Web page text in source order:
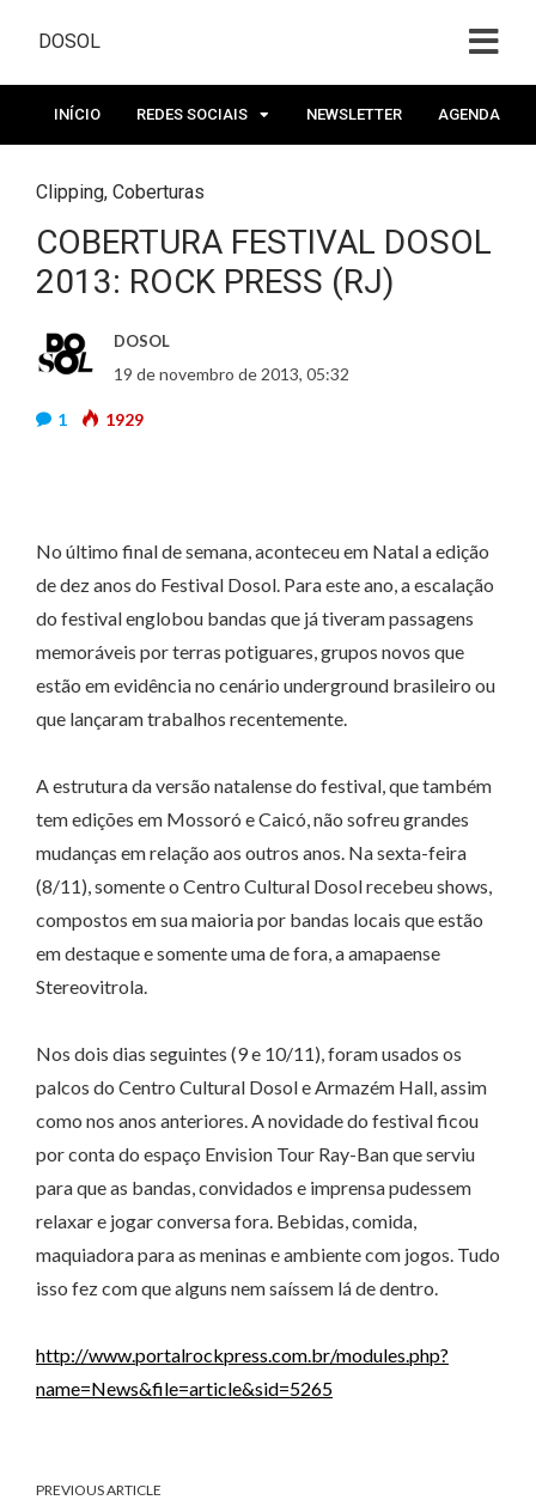
DOSOL
INÍCIO REDES SOCIAIS NEWSLETTER AGENDA
Clipping, Coberturas
COBERTURA FESTIVAL DOSOL
2013: ROCK PRESS (RJ)
DOSOL
19 de novembro de 2013, 05:32
1 1929
No último final de semana, aconteceu em Natal a edição
de dez anos do Festival Dosol. Para este ano, a escalação
do festival englobou bandas que já tiveram passagens
memoráveis por terras potiguares, grupos novos que
estão em evidência no cenário underground brasileiro ou
que lançaram trabalhos recentemente.
A estrutura da versão natalense do festival, que também
tem edições em Mossoró e Caicó, não sofreu grandes
mudanças em relação aos outros anos. Na sexta-feira
(8/11), somente o Centro Cultural Dosol recebeu shows,
compostos em sua maioria por bandas locais que estão
em destaque e somente uma de fora, a amapaense
Stereovitrola.
Nos dois dias seguintes (9 e 10/11), foram usados os
palcos do Centro Cultural Dosol e Armazém Hall, assim
como nos anos anteriores. A novidade do festival ficou
por conta do espaço Envision Tour Ray-Ban que serviu
para que as bandas, convidados e imprensa pudessem
relaxar e jogar conversa fora. Bebidas, comida,
maquiadora para as meninas e ambiente com jogos. Tudo
isso fez com que alguns nem saíssem lá de dentro.
http://www.portalrockpress.com.br/modules.php?
name=News&file=article&sid=5265
PREVIOUS ARTICLE